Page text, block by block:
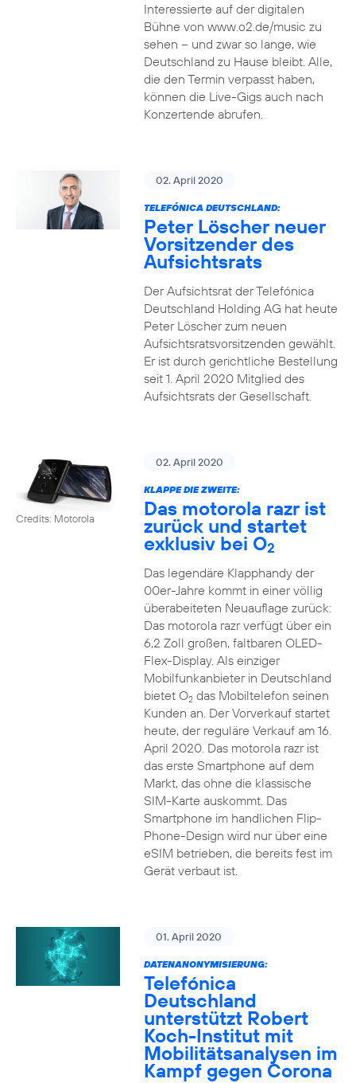
Interessierte auf der digitalen
Bühne von www.o2.de/music zu
sehen – und zwar so lange, wie
Deutschland zu Hause bleibt. Alle,
die den Termin verpasst haben,
können die Live-Gigs auch nach
Konzertende abrufen.
02. April 2020
TELEFÓNICA DEUTSCHLAND:
Peter Löscher neuer
Vorsitzender des
Aufsichtsrats
Der Aufsichtsrat der Telefónica
Deutschland Holding AG hat heute
Peter Löscher zum neuen
Aufsichtsratsvorsitzenden gewählt.
Er ist durch gerichtliche Bestellung
seit 1. April 2020 Mitglied des
Aufsichtsrats der Gesellschaft.
Credits: Motorola
02. April 2020
KLAPPE DIE ZWEITE:
Das motorola razr ist
zurück und startet
exklusiv bei O2
Das legendäre Klapphandy der
00er-Jahre kommt in einer völlig
überabeiteten Neuauflage zurück:
Das motorola razr verfügt über ein
6,2 Zoll großen, faltbaren OLED-
Flex-Display. Als einziger
Mobilfunkanbieter in Deutschland
bietet O2das Mobiltelefon seinen
Kunden an. Der Vorverkauf startet
heute, der reguläre Verkauf am 16.
April 2020. Das motorola razr ist
das erste Smartphone auf dem
Markt, das ohne die klassische
SIM-Karte auskommt. Das
Smartphone im handlichen Flip-
Phone-Design wird nur über eine
eSIM betrieben, die bereits fest im
Gerät verbaut ist.
01. April 2020
DATENANONYMISIERUNG:
Telefónica
Deutschland
unterstützt Robert
Koch-Institut mit
Mobilitätsanalysen im
Kampf gegen Corona